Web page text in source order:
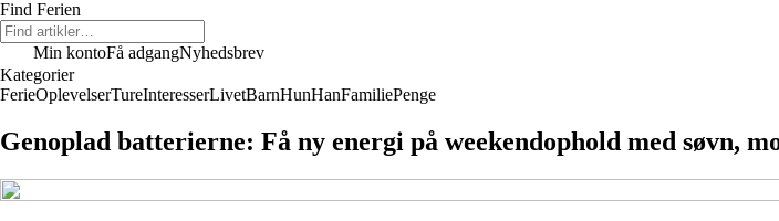
Find Ferien
Min kontoFå adgangNyhedsbrev
Kategorier
FerieOplevelserTureInteresserLivetBarnHunHanFamiliePenge
Genoplad batterierne: Få ny energi på weekendophold med søvn,